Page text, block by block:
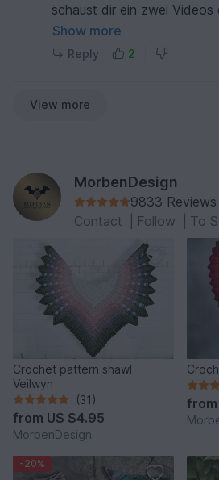
schaust dir ein zwei Videos
man kann natürlich auch mit
Luftmaschenkette starten
Show more
Reply 2
View more
MorbenDesign
9833 Reviews
Contact
Follow To
Crochet pattern shawl
Veilwyn
(31)
from US $4.95
MorbenDesign
from
-20%